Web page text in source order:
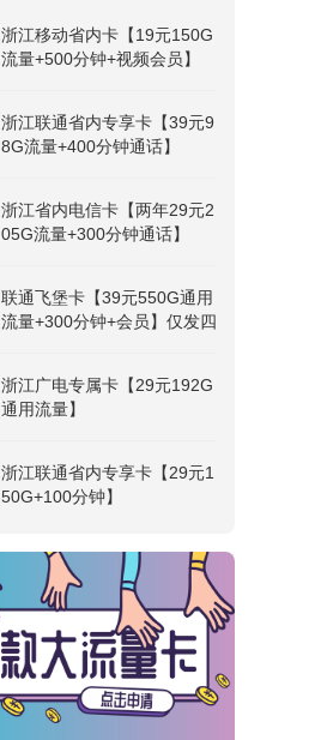
浙江移动省内卡【19元150G
流量+500分钟+视频会员】
浙江联通省内专享卡【39元9
8G流量+400分钟通话】
浙江省内电信卡【两年29元2
05G流量+300分钟通话】
联通飞堡卡【39元550G通用
流量+300分钟+会员】仅发四
浙江广电专属卡【29元192G
通用流量】
浙江联通省内专享卡【29元1
50G+100分钟】